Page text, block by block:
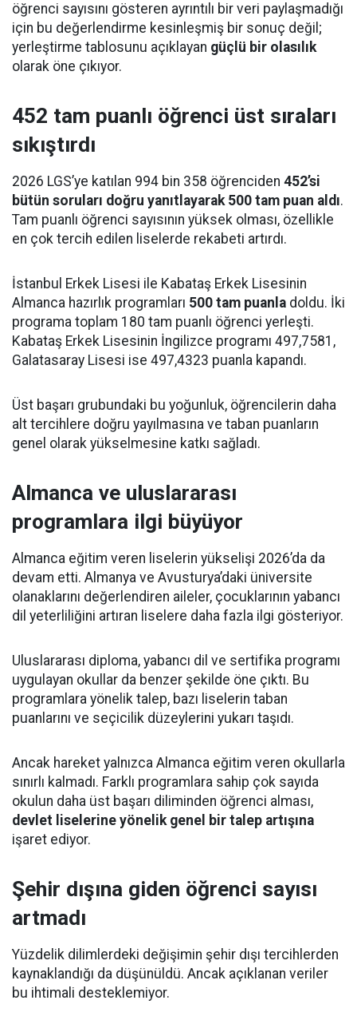
öğrenci sayısını gösteren ayrıntılı bir veri paylaşmadığı
için bu değerlendirme kesinleşmiş bir sonuç değil;
yerleştirme tablosunu açıklayan güçlü bir olasılık
olarak öne çıkıyor.
452 tam puanlı öğrenci üst sıraları
sıkıştırdı
2026 LGS’ye katılan 994 bin 358 öğrenciden 452’si
bütün soruları doğru yanıtlayarak 500 tam puan aldı.
Tam puanlı öğrenci sayısının yüksek olması, özellikle
en çok tercih edilen liselerde rekabeti artırdı.
İstanbul Erkek Lisesi ile Kabataş Erkek Lisesinin
Almanca hazırlık programları 500 tam puanla doldu. İki
programa toplam 180 tam puanlı öğrenci yerleşti.
Kabataş Erkek Lisesinin İngilizce programı 497,7581,
Galatasaray Lisesi ise 497,4323 puanla kapandı.
Üst başarı grubundaki bu yoğunluk, öğrencilerin daha
alt tercihlere doğru yayılmasına ve taban puanların
genel olarak yükselmesine katkı sağladı.
Almanca ve uluslararası
programlara ilgi büyüyor
Almanca eğitim veren liselerin yükselişi 2026’da da
devam etti. Almanya ve Avusturya’daki üniversite
olanaklarını değerlendiren aileler, çocuklarının yabancı
dil yeterliliğini artıran liselere daha fazla ilgi gösteriyor.
Uluslararası diploma, yabancı dil ve sertifika programı
uygulayan okullar da benzer şekilde öne çıktı. Bu
programlara yönelik talep, bazı liselerin taban
puanlarını ve seçicilik düzeylerini yukarı taşıdı.
Ancak hareket yalnızca Almanca eğitim veren okullarla
sınırlı kalmadı. Farklı programlara sahip çok sayıda
okulun daha üst başarı diliminden öğrenci alması,
devlet liselerine yönelik genel bir talep artışına
işaret ediyor.
Şehir dışına giden öğrenci sayısı
artmadı
Yüzdelik dilimlerdeki değişimin şehir dışı tercihlerden
kaynaklandığı da düşünüldü. Ancak açıklanan veriler
bu ihtimali desteklemiyor.